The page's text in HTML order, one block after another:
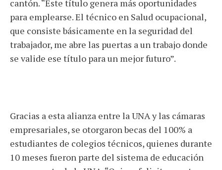
cantón. “Este título genera más oportunidades
para emplearse. El técnico en Salud ocupacional,
que consiste básicamente en la seguridad del
trabajador, me abre las puertas a un trabajo donde
se valide ese título para un mejor futuro”.
Gracias a esta alianza entre la UNA y las cámaras
empresariales, se otorgaron becas del 100% a
estudiantes de colegios técnicos, quienes durante
10 meses fueron parte del sistema de educación